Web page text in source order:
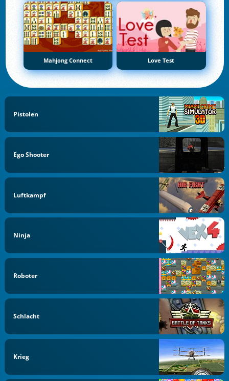
Mahjong Connect Love Test
Pistolen
Ego Shooter
Luftkampf
Ninja
Roboter
Schlacht
Krieg